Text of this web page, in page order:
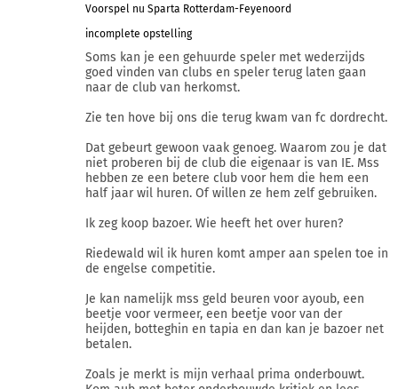
Voorspel nu Sparta Rotterdam-Feyenoord
incomplete opstelling
Soms kan je een gehuurde speler met wederzijds
goed vinden van clubs en speler terug laten gaan
naar de club van herkomst.
Zie ten hove bij ons die terug kwam van fc dordrecht.
Dat gebeurt gewoon vaak genoeg. Waarom zou je dat
niet proberen bij de club die eigenaar is van IE. Mss
hebben ze een betere club voor hem die hem een
half jaar wil huren. Of willen ze hem zelf gebruiken.
Ik zeg koop bazoer. Wie heeft het over huren?
Riedewald wil ik huren komt amper aan spelen toe in
de engelse competitie.
Je kan namelijk mss geld beuren voor ayoub, een
beetje voor vermeer, een beetje voor van der
heijden, botteghin en tapia en dan kan je bazoer net
betalen.
Zoals je merkt is mijn verhaal prima onderbouwt.